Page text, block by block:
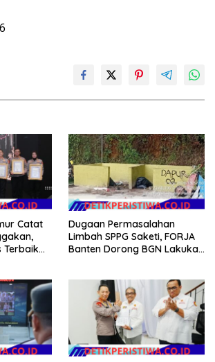
Catat
Terbaik
Dugaan Permasalahan
Limbah SPPG Saketi, FORJA
Banten Dorong BGN Lakukan